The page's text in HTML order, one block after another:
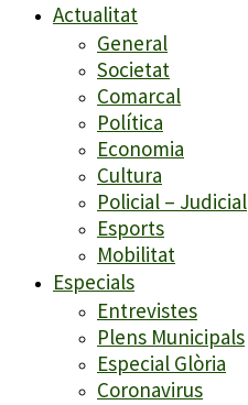
Actualitat
General
Societat
Comarcal
Política
Economia
Cultura
Policial – Judicial
Esports
Mobilitat
Especials
Entrevistes
Plens Municipals
Especial Glòria
Coronavirus